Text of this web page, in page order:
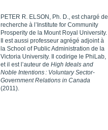
PETER R. ELSON, Ph. D., est chargé de
recherche à l’Institute for Community
Prosperity de la Mount Royal University.
Il est aussi professeur agrégé adjoint à
la School of Public Administration de la
Victoria University. Il codirige le PhiLab,
et il est l’auteur de High Ideals and
Noble Intentions : Voluntary Sector-
Government Relations in Canada
(2011).